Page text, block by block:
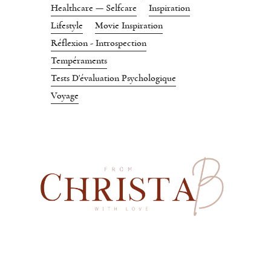
Healthcare — Selfcare
Inspiration
Lifestyle
Movie Inspiration
Réflexion - Introspection
Tempéraments
Tests D'évaluation Psychologique
Voyage